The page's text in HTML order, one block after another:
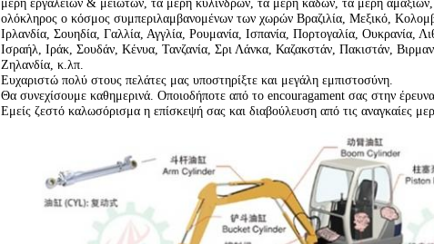
μέρη εργαλείων & μειωτών, τα μέρη κυλίνδρων, τα μέρη κάδων, τα μέρη
ολόκληρος ο κόσμος συμπεριλαμβανομένων των χωρών Βραζιλία, Μεξικό,
Ιρλανδία, Σουηδία, Γαλλία, Αγγλία, Ρουμανία, Ισπανία, Πορτογαλία, Ουκρανία,
Ισραήλ, Ιράκ, Σουδάν, Κένυα, Τανζανία, Σρι Λάνκα, Καζακστάν, Πακιστάν,
Ζηλανδία, κ.λπ.
Ευχαριστώ πολύ στους πελάτες μας υποστηρίξτε και μεγάλη εμπιστοσύνη.
Θα συνεχίσουμε καθημερινά. Οποιοδήποτε από το encouragament σας στην έρευνα
Εμείς ζεστό καλωσόρισμα η επίσκεψή σας και διαβούλευση από τις αναγκαίες